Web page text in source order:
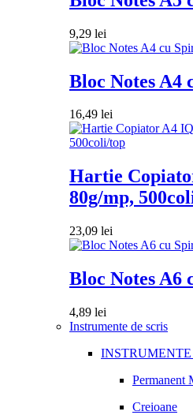
9,29 lei
Bloc Notes A4
16,49 lei
Hartie
80g/mp,
23,09 lei
Bloc Notes A6
4,89 lei
Instrumente de scris
INSTRUMENTE
Permanent
Creioane